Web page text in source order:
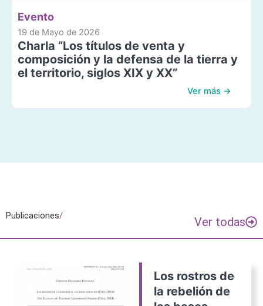
Evento
19 de Mayo de 2026
Charla “Los títulos de venta y
composición y la defensa de la tierra y
el territorio, siglos XIX y XX”
Ver más →
Publicaciones/ Ver todas
Los rostros de
la rebelión de